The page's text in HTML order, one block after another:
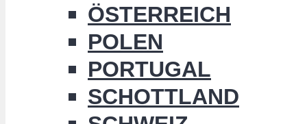
ÖSTERREICH
POLEN
PORTUGAL
SCHOTTLAND